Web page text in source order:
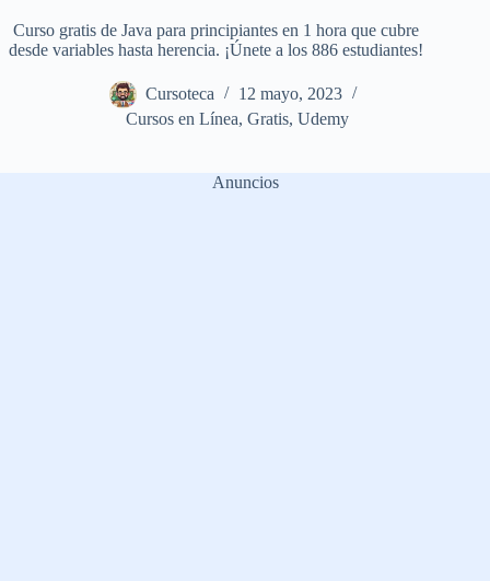
Curso gratis de Java para principiantes en 1 hora que cubre
desde variables hasta herencia. ¡Únete a los 886 estudiantes!
Cursoteca
12 mayo, 2023
Cursos en Línea,Gratis,Udemy
Anuncios